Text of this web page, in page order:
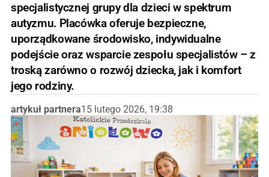
specjalistycznej grupy dla dzieci w spektrum
autyzmu. Placówka oferuje bezpieczne,
uporządkowane środowisko, indywidualne
podejście oraz wsparcie zespołu specjalistów – z
troską zarówno o rozwój dziecka, jak i komfort
jego rodziny.
artykuł partnera15 lutego 2026, 19:38